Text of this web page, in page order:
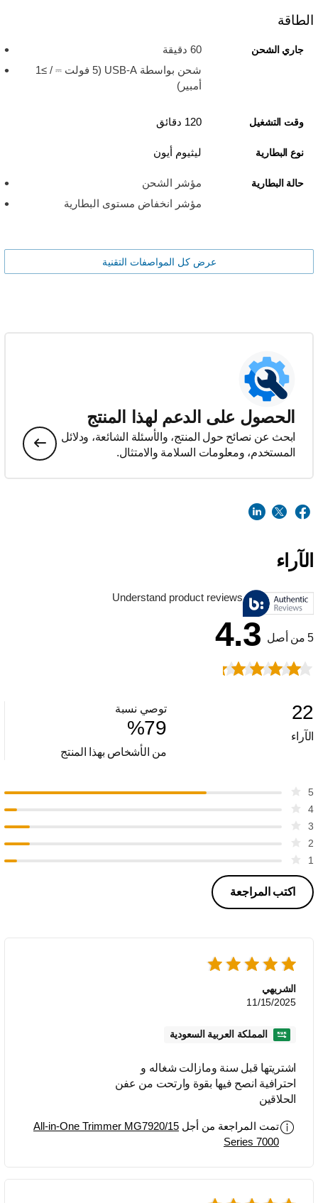
الطاقة
جاري الشحن
60 دقيقة
شحن بواسطة USB-A ‏(5 فولت ⎓ / ≥1
أمبير)
وقت التشغيل 120 دقائق
نوع البطارية ليثيوم أيون
حالة البطارية
مؤشر الشحن
مؤشر انخفاض مستوى البطارية
عرض كل المواصفات التقنية
الحصول على الدعم لهذا المنتج
ابحث عن نصائح حول المنتج، والأسئلة الشائعة، ودلائل
المستخدم، ومعلومات السلامة والامتثال.
الآراء
Understand product reviews
5 من أصل 4.3
22
الآراء
توصي نسبة
%79
من الأشخاص بهذا المنتج
5
4
3
2
1
اكتب المراجعة
الشريهي
11/15/2025
المملكة العربية السعودية
اشتريتها قبل سنة ومازالت شغاله و
احترافية انصح فيها بقوة وارتحت من عفن
الحلاقين
تمت المراجعة من أجل All-in-One Trimmer MG7920/15
Series 7000